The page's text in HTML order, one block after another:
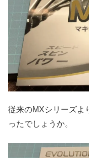
従来のMXシリーズよ
ったでしょうか。